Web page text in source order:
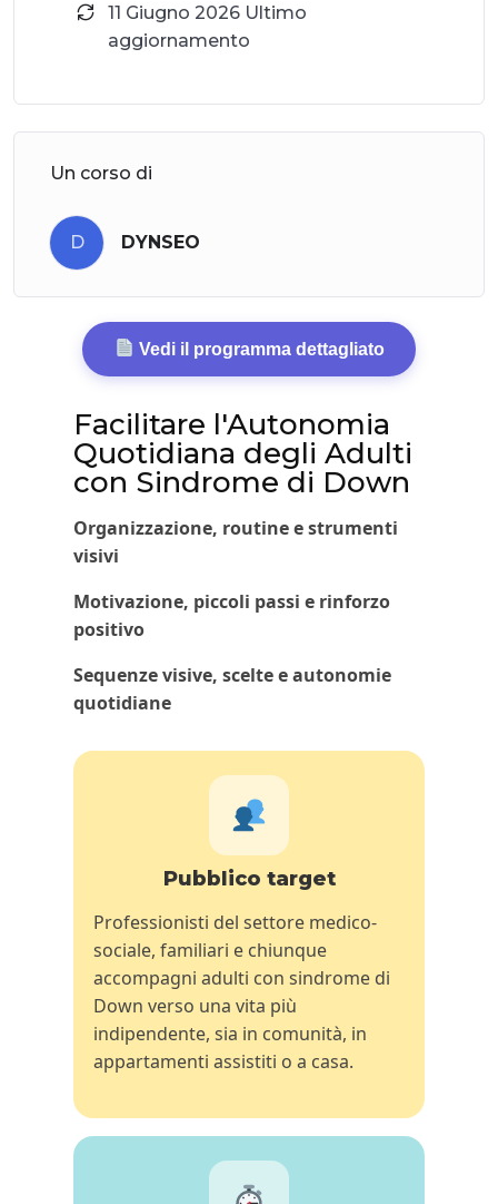
11 Giugno 2026 Ultimo
aggiornamento
Un corso di
D DYNSEO
Vedi il programma dettagliato
Facilitare l'Autonomia
Quotidiana degli Adulti
con Sindrome di Down
Organizzazione, routine e strumenti
visivi
Motivazione, piccoli passi e rinforzo
positivo
Sequenze visive, scelte e autonomie
quotidiane
Pubblico target
Professionisti del settore medico-
sociale, familiari e chiunque
accompagni adulti con sindrome di
Down verso una vita più
indipendente, sia in comunità, in
appartamenti assistiti o a casa.